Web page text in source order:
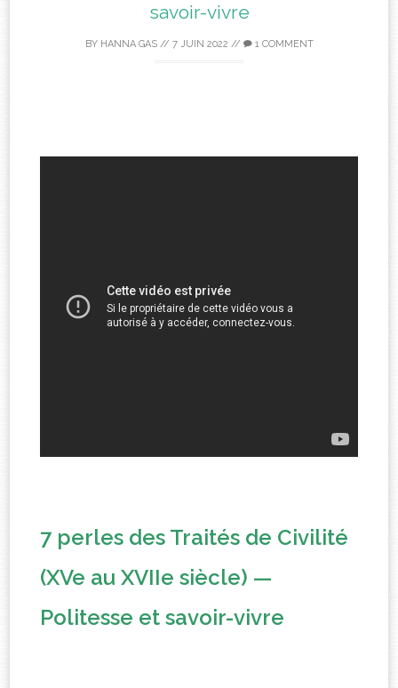
savoir-vivre
BY HANNA GAS// 7 JUIN 2022 // 1 COMMENT
7 perles des Traités de Civilité
(XVe au XVIIe siècle) —
Politesse et savoir-vivre